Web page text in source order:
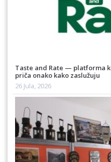
Taste and Rate — platforma
priča onako kako zaslužuju
26 Jula, 2026